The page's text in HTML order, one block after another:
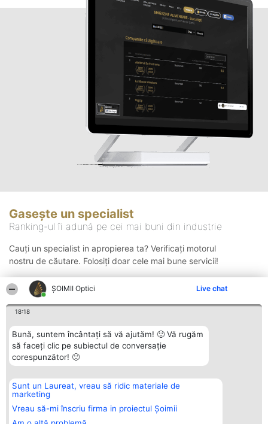
ȘOIMII Optici Live chat
18:18
Bună, suntem încântați să vă ajutăm! 🙂 Vă rugăm
să faceți clic pe subiectul de conversație
corespunzător! 🙂
Sunt un Laureat, vreau să ridic materiale de
marketing
Vreau să-mi înscriu firma in proiectul Șoimii
Gasește un specialist
Ranking-ul îi adună pe cei mai buni din industrie
Cauți un specialist in apropierea ta? Verificați motorul
nostru de căutare. Folosiți doar cele mai bune servicii!
Organizator Ranking
BRIGHT SOLUTIONS BR SRL
Aleea Timisul De Sus 2 Bl. A30
Sc. A Et. 4 Ap. 13 Cod 061952
București
Plebiscyt
Lista Tuturor
Laureaților
Contact